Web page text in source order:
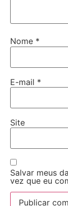
Nome *
E-mail *
Site
Salvar meus
vez que eu